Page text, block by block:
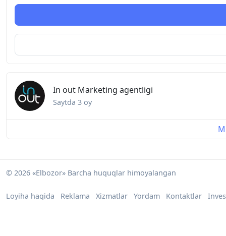
In out Marketing agentligi
Saytda 3 oy
© 2026 «Elbozor» Barcha huquqlar himoyalangan
Loyiha haqida Reklama Xizmatlar Yordam Kontaktlar